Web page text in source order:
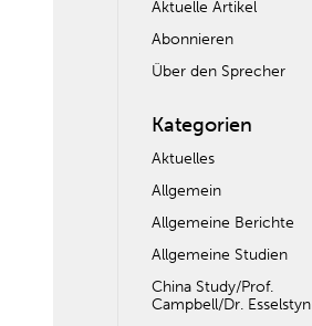
Aktuelle Artikel
Abonnieren
Über den Sprecher
Kategorien
Aktuelles
Allgemein
Allgemeine Berichte
Allgemeine Studien
China Study/Prof.
Campbell/Dr. Esselstyn